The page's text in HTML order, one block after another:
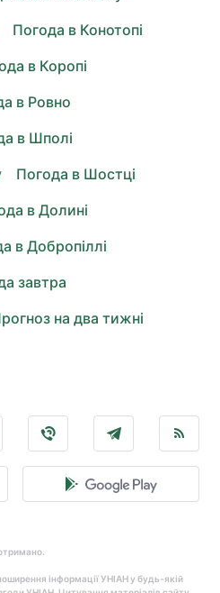
Погода в Конотопі
в Коропі
в Ровно
в Шполі
Погода в Шостці
в Долині
в Добропіллі
завтра
на два тижні
інформації УНІАН у будь-якій